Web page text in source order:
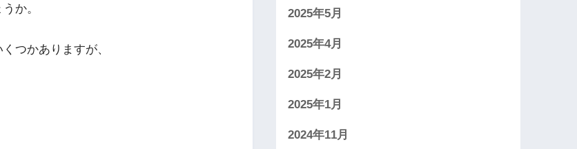
か。
つかありますが、
2025年5月
2025年4月
2025年2月
2025年1月
2024年11月